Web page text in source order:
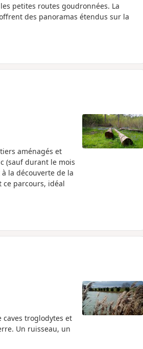
petites routes goudronnées. La
des panoramas étendus sur la
aménagés et
(sauf durant le mois
la découverte de la
parcours, idéal
troglodytes et
Un ruisseau, un